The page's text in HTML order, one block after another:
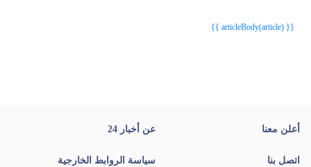
{{ articleBody(article) }}
أعلن معنا عن أخبار 24
اتصل بنا سياسة الروابط الخارجية